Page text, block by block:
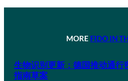
MORE FIDO IN
生物识别更新：德国推动通行
指南草案